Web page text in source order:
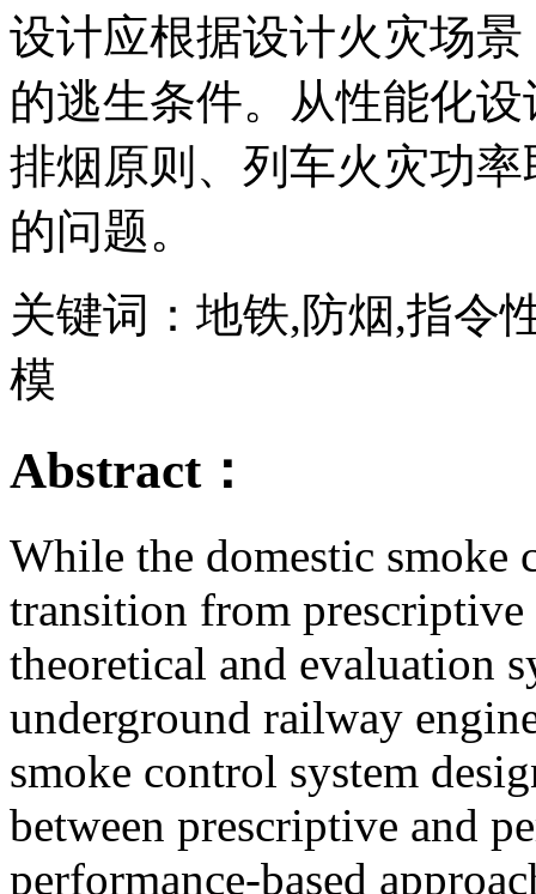
设计应根据设计火灾场
的逃生条件。从性能化
排烟原则、列车火灾功
的问题。
关键词：地铁,防烟,指令
模
Abstract：
While the domestic smoke
transition from prescriptive
theoretical and evaluation
underground railway
smoke control system
between prescriptive and
performance-based